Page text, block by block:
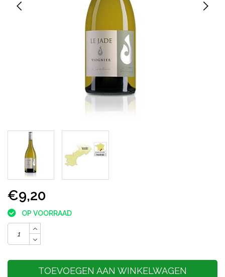
€9,20
OP VOORRAAD
TOEVOEGEN AAN WINKELWAGEN